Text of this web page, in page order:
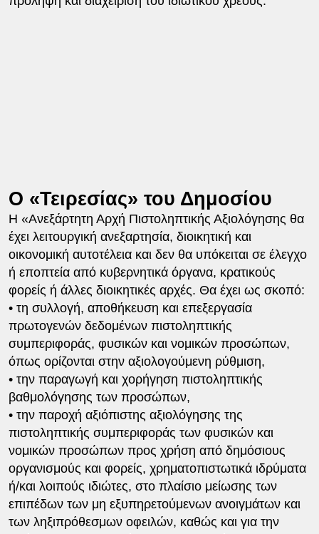
Ο «Τειρεσίας» του Δημοσίου
Η «Ανεξάρτητη Αρχή Πιστοληπτικής Αξιολόγησης θα
έχει λειτουργική ανεξαρτησία, διοικητική και
οικονομική αυτοτέλεια και δεν θα υπόκειται σε έλεγχο
ή εποπτεία από κυβερνητικά όργανα, κρατικούς
φορείς ή άλλες διοικητικές αρχές. Θα έχει ως σκοπό:
• τη συλλογή, αποθήκευση και επεξεργασία
πρωτογενών δεδομένων πιστοληπτικής
συμπεριφοράς, φυσικών και νομικών προσώπων,
όπως ορίζονται στην αξιολογούμενη ρύθμιση,
• την παραγωγή και χορήγηση πιστοληπτικής
βαθμολόγησης των προσώπων,
• την παροχή αξιόπιστης αξιολόγησης της
πιστοληπτικής συμπεριφοράς των φυσικών και
νομικών προσώπων προς χρήση από δημόσιους
οργανισμούς και φορείς, χρηματοπιστωτικά ιδρύματα
ή/και λοιπούς ιδιώτες, στο πλαίσιο μείωσης των
επιπέδων των μη εξυπηρετούμενων ανοιγμάτων και
των ληξιπρόθεσμων οφειλών, καθώς και για την